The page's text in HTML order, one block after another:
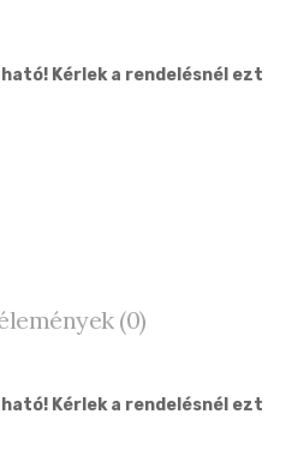
Kérlek a rendelésnél ezt
(0)
Kérlek a rendelésnél ezt